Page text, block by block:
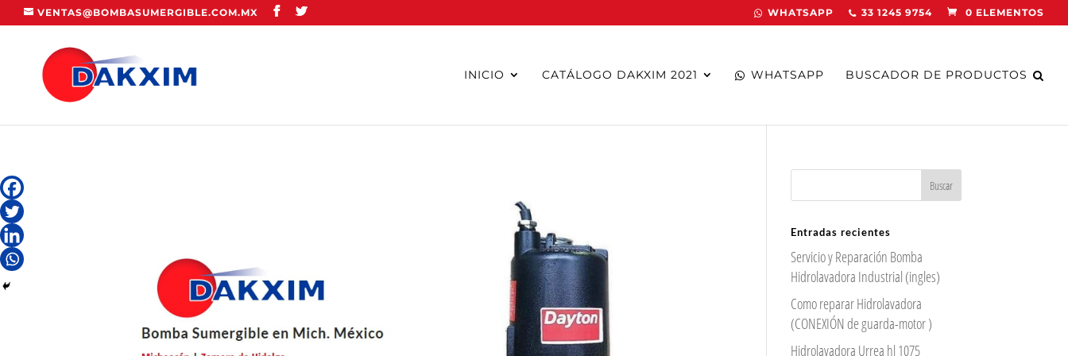
VENTAS@BOMBASUMERGIBLE.COM.MX WHATSAPP 33 1245 9754 0 ELEMENTOS
INICIO CATÁLOGO DAKXIM 2021 WHATSAPP BUSCADOR DE PRODUCTOS
Entradas recientes
Servicio y Reparación Bomba
Hidrolavadora Industrial (ingles)
Como reparar Hidrolavadora
(CONEXIÓN de guarda-motor )
Hidrolavadora Urrea hl 1075